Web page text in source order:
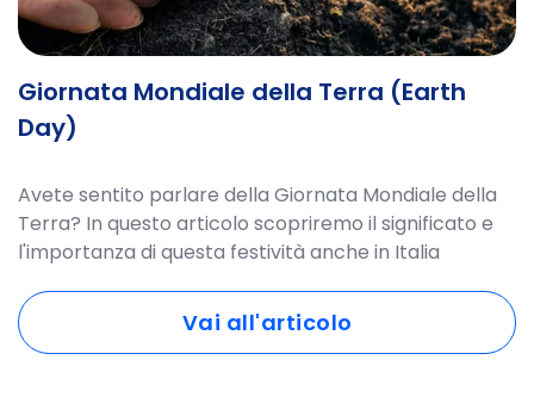
Giornata Mondiale della Terra (Earth
Day)
Avete sentito parlare della Giornata Mondiale della
Terra? In questo articolo scopriremo il significato e
l'importanza di questa festività anche in Italia
Vai all'articolo